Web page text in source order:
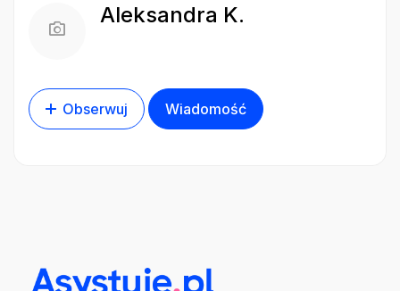
Aleksandra K.
Obserwuj Wiadomość